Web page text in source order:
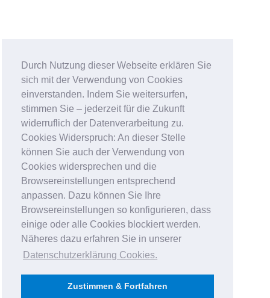
Durch Nutzung dieser Webseite erklären Sie
sich mit der Verwendung von Cookies
einverstanden. Indem Sie weitersurfen,
stimmen Sie – jederzeit für die Zukunft
widerruflich der Datenverarbeitung zu.
Cookies Widerspruch: An dieser Stelle
können Sie auch der Verwendung von
Cookies widersprechen und die
Browsereinstellungen entsprechend
anpassen. Dazu können Sie Ihre
Browsereinstellungen so konfigurieren, dass
einige oder alle Cookies blockiert werden.
Näheres dazu erfahren Sie in unserer
Datenschutzerklärung Cookies.
Zustimmen & Fortfahren